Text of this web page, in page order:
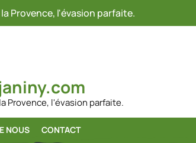
la Provence, l'évasion parfaite.
Provence, l'évasion parfaite.
NOUS CONTACT